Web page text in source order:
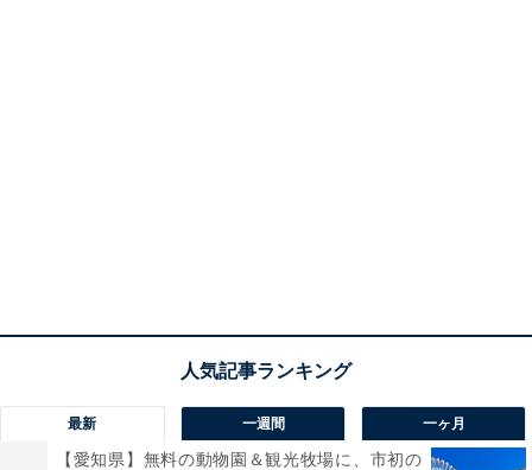
最新 一週間 一ヶ月
【愛知県】無料の動物園＆観光牧場に、市初の